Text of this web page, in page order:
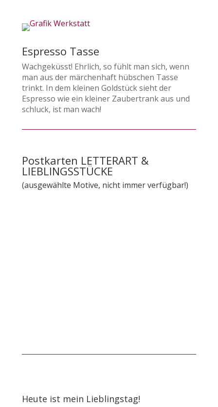
Espresso Tasse
Wachgeküsst! Ehrlich, so fühlt man sich, wenn
man aus der märchenhaft hübschen Tasse
trinkt. In dem kleinen Goldstück sieht der
Espresso wie ein kleiner Zaubertrank aus und
schluck, ist man wach!
Postkarten LETTERART &
LIEBLINGSSTÜCKE
(ausgewählte Motive, nicht immer verfügbar!)
Heute ist mein Lieblingstag!